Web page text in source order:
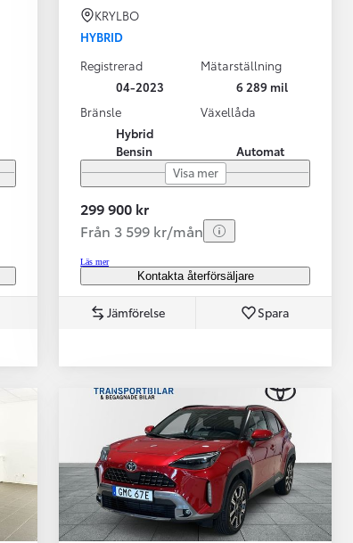
Vi har Sveriges mest nöjda
Toyota
När varje jobb
KRYLBO
HYBRID
Registrerad
04-2023
Mätarställning
6 289 mil
Bränsle
Hybrid
Bensin
Växellåda
Automat
Visa mer
299 900 kr
Från 3 599 kr/mån
Läs mer
Kontakta återförsäljare
Jämförelse Spara